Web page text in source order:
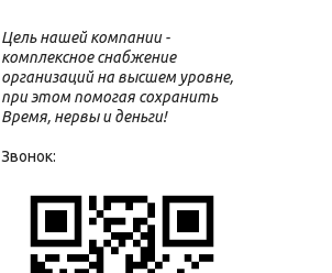
Цель нашей компании -
комплексное снабжение
организаций на высшем уровне,
при этом помогая сохранить
Время, нервы и деньги!
Звонок: